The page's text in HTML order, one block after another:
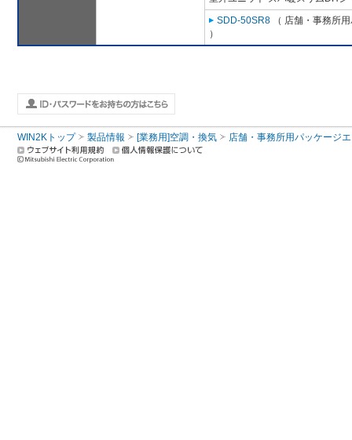
SDD-50SR8 （ 店舗・事務所
）
WIN2Kトップ 製品情報 [業務用]空調・換気 店舗・事務所用パッケージ